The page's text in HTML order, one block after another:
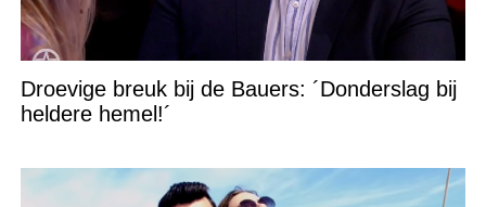
Droevige breuk bij de Bauers: ´Donderslag bij
heldere hemel!´